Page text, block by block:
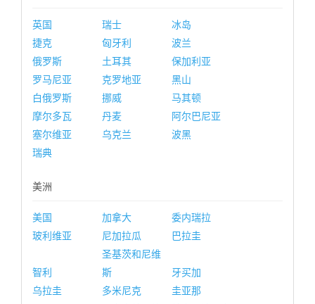
英国 瑞士
冰岛
捷克
匈牙利
波兰
俄罗斯
土耳其
保加利亚
罗马尼亚
克罗地亚
黑山
白俄罗斯
挪威
马其顿
摩尔多瓦
丹麦
阿尔巴尼亚
塞尔维亚
乌克兰
波黑
瑞典
美洲
美国 加拿大
委内瑞拉
玻利维亚
尼加拉瓜 巴拉圭
智利
圣基茨和尼维
斯
牙买加
乌拉圭
多米尼克 圭亚那